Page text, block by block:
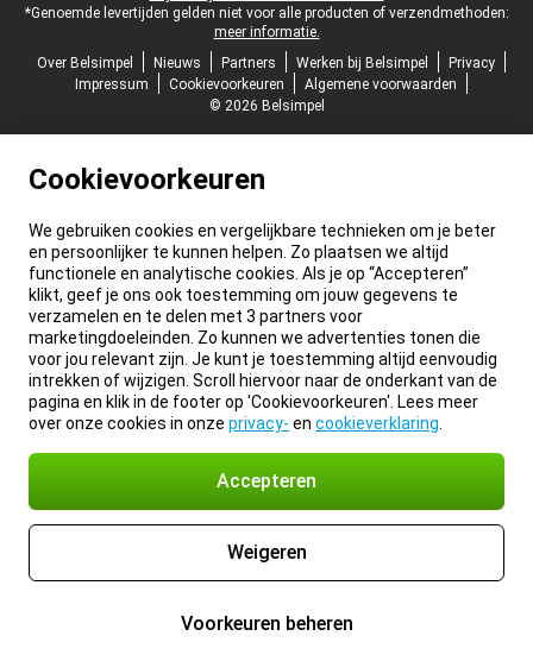
*Genoemde levertijden gelden niet voor alle producten of verzendmethoden:
meer informatie.
Over Belsimpel
Nieuws Partners Werken bij Belsimpel
Privacy
Impressum
Cookievoorkeuren
Algemene voorwaarden
© 2026 Belsimpel
Cookievoorkeuren
We gebruiken cookies en vergelijkbare technieken om je beter
en persoonlijker te kunnen helpen. Zo plaatsen we altijd
functionele en analytische cookies. Als je op “Accepteren”
klikt, geef je ons ook toestemming om jouw gegevens te
verzamelen en te delen met 3 partners voor
marketingdoeleinden. Zo kunnen we advertenties tonen die
voor jou relevant zijn. Je kunt je toestemming altijd eenvoudig
intrekken of wijzigen. Scroll hiervoor naar de onderkant van de
pagina en klik in de footer op 'Cookievoorkeuren'. Lees meer
over onze cookies in onze privacy- en cookieverklaring
Accepteren
Weigeren
Voorkeuren beheren